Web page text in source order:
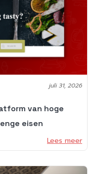
juli 31, 2026
van hoge
eisen
Lees meer